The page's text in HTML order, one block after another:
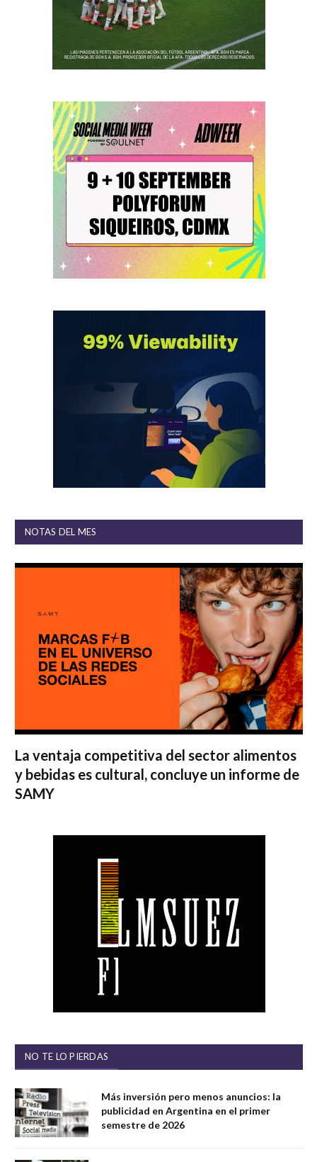
NOTAS DEL MES
La ventaja competitiva del sector alimentos
y bebidas es cultural, concluye un informe de
SAMY
NO TE LO PIERDAS
Más inversión pero menos anuncios: la
publicidad en Argentina en el primer
semestre de 2026